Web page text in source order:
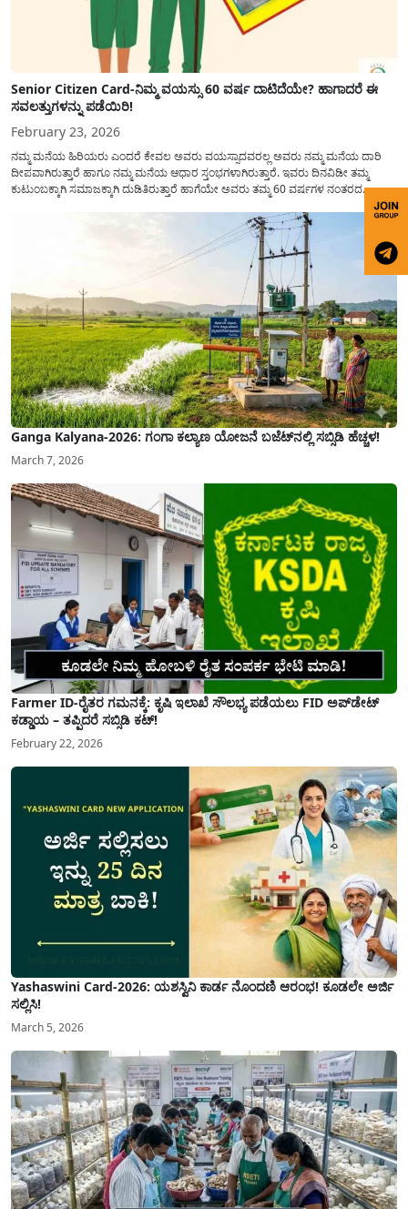
Senior Citizen Card-ನಿಮ್ಮ ವಯಸ್ಸು 60 ವರ್ಷ ದಾಟಿದೆಯೇ? ಹಾಗಾದರೆ ಈ
ಸವಲತ್ತುಗಳನ್ನು ಪಡೆಯಿರಿ!
February 23, 2026
ನಮ್ಮ ಮನೆಯ ಹಿರಿಯರು ಎಂದರೆ ಕೇವಲ ಅವರು ವಯಸ್ಸಾದವರಲ್ಲ ಅವರು ನಮ್ಮ ಮನೆಯ ದಾರಿ
ದೀಪವಾಗಿರುತ್ತಾರೆ ಹಾಗೂ ನಮ್ಮ ಮನೆಯ ಆಧಾರ ಸ್ತಂಭಗಳಾಗಿರುತ್ತಾರೆ. ಇವರು ದಿನವಿಡೀ ತಮ್ಮ
ಕುಟುಂಬಕ್ಕಾಗಿ ಸಮಾಜಕ್ಕಾಗಿ ದುಡಿತಿರುತ್ತಾರೆ ಹಾಗೆಯೇ ಅವರು ತಮ್ಮ 60 ವರ್ಷಗಳ ನಂತರದ
ಜೀವನವನ್ನು ನೆಮ್ಮದಿಯಿಂದ ಕಳೆಯಬೇಕೆಂಬುದು ಪ್ರತಿಯೊಬ್ಬರ ಕನಸಾಗಿರುತ್ತದೆ ಆದ್ದರಿಂದ ಸರ್ಕಾರವು
Ganga Kalyana-2026: ಗಂಗಾ ಕಲ್ಯಾಣ ಯೋಜನೆ ಬಜೆಟ್‌ನಲ್ಲಿ ಸಬ್ಸಿಡಿ ಹೆಚ್ಚಳ!
March 7, 2026
Farmer ID-ರೈತರ ಗಮನಕ್ಕೆ: ಕೃಷಿ ಇಲಾಖೆ ಸೌಲಭ್ಯ ಪಡೆಯಲು FID ಅಪ್‌ಡೇಟ್
ಕಡ್ಡಾಯ – ತಪ್ಪಿದರೆ ಸಬ್ಸಿಡಿ ಕಟ್!
February 22, 2026
Yashaswini Card-2026: ಯಶಸ್ವಿನಿ ಕಾರ್ಡ ನೊಂದಣಿ ಆರಂಭ! ಕೂಡಲೇ ಅರ್ಜಿ
ಸಲ್ಲಿಸಿ!
March 5, 2026